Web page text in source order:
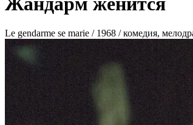
Le gendarme se marie / 1968 / комедия,